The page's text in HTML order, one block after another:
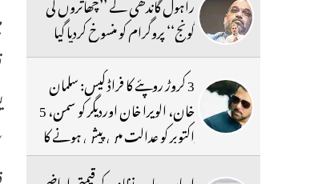
گونج‘‘ پروگرام کو منسوخ کردیا گیا
3 کروڑ روپئے کا فراڈ کیس: سلمان
خان، الویرا خان اوردیگر کو سمن، 5
اکتوبر کو عدالت میں پیش ہونے کا
حکم